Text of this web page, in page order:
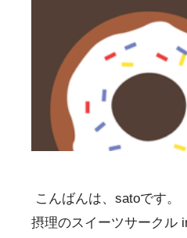
こんばんは、satoです。
摂理のスイーツサークル